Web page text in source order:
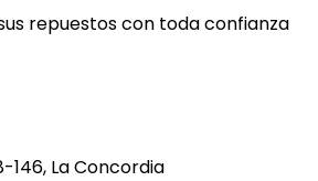
repuestos con toda confianza
146, La Concordia